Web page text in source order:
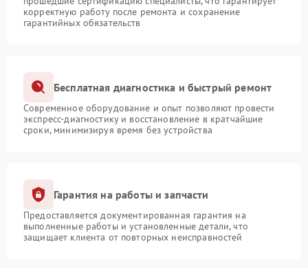
корректную работу после ремонта и сохранение
гарантийных обязательств
Бесплатная диагностика и быстрый ремонт
Современное оборудование и опыт позволяют провести
экспресс-диагностику и восстановление в кратчайшие
сроки, минимизируя время без устройства
Гарантия на работы и запчасти
Предоставляется документированная гарантия на
выполненные работы и установленные детали, что
защищает клиента от повторных неисправностей